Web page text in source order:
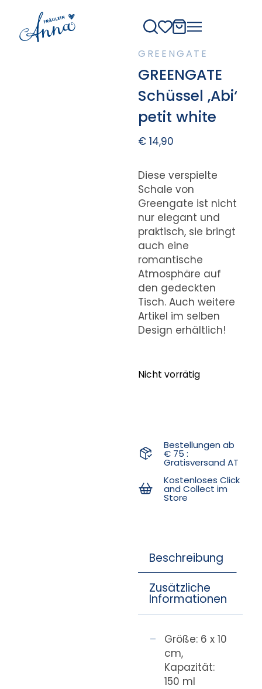
GREENGATE
GREENGATE
Schüssel ‚Abi‘
petit white
€14,90
Diese verspielte
Schale von
Greengate ist nicht
nur elegant und
praktisch, sie bringt
auch eine
romantische
Atmosphäre auf
den gedeckten
Tisch. Auch weitere
Artikel im selben
Design erhältlich!
Nicht vorrätig
Bestellungen ab
€ 75 :
Gratisversand AT
Kostenloses Click
and Collect im
Store
Beschreibung
Zusätzliche
Informationen
Größe: 6 x 10
cm,
Kapazität:
150 ml